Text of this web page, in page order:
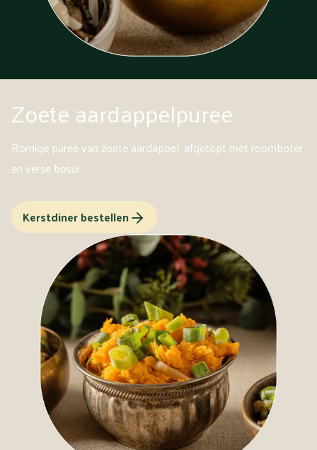
Zoete aardappelpuree
Romige puree van zoete aardappel, afgetopt met roomboter
en verse bosui.
Kerstdiner bestellen